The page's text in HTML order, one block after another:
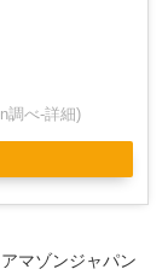
調べ-詳細)
マゾンジャパン